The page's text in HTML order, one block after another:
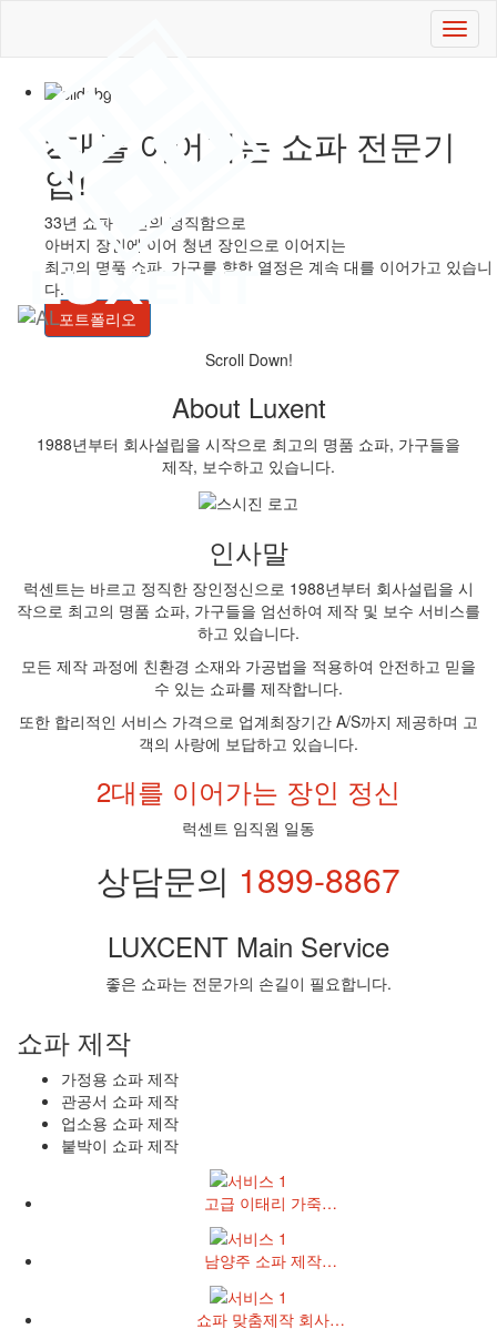
2대를 이어가는 쇼파 전문기
업!
33년 쇼파 장인의 정직함으로
아버지 장인에 이어 청년 장인으로 이어지는
최고의 명품 쇼파, 가구를 향한 열정은 계속 대를 이어가고 있습니
다.
포트폴리오
Scroll Down!
About Luxent
1988년부터 회사설립을 시작으로 최고의 명품 쇼파, 가구들을
제작, 보수하고 있습니다.
인사말
럭센트는 바르고 정직한 장인정신으로 1988년부터 회사설립을 시
작으로 최고의 명품 쇼파, 가구들을 엄선하여 제작 및 보수 서비스를
하고 있습니다.
모든 제작 과정에 친환경 소재와 가공법을 적용하여 안전하고 믿을
수 있는 쇼파를 제작합니다.
또한 합리적인 서비스 가격으로 업계최장기간 A/S까지 제공하며 고
객의 사랑에 보답하고 있습니다.
2대를 이어가는 장인 정신
럭센트 임직원 일동
상담문의 1899-8867
LUXCENT Main Service
좋은 쇼파는 전문가의 손길이 필요합니다.
쇼파 제작
가정용 쇼파 제작
관공서 쇼파 제작
업소용 쇼파 제작
붙박이 쇼파 제작
고급 이태리 가죽…
남양주 소파 제작…
쇼파 맞춤제작 회사…